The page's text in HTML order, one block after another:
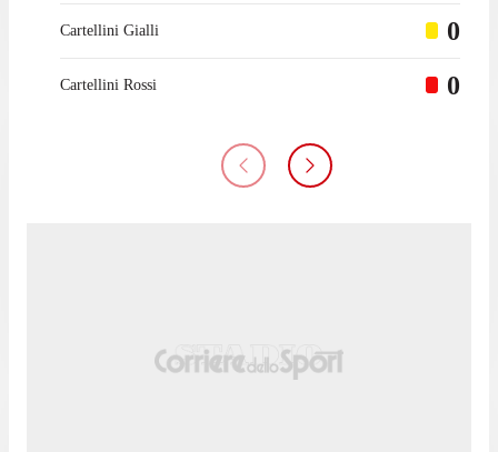
Cartellini Gialli 0
Cartellini Rossi 0